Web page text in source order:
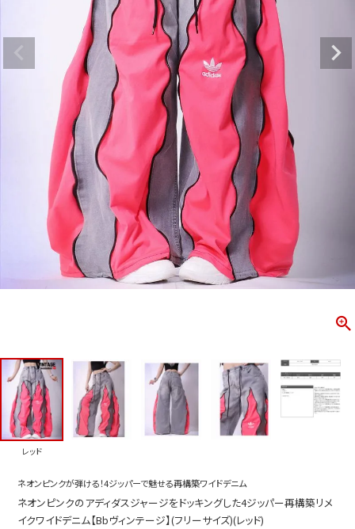
＝ボムシェル】はダンス衣装専門ブランド。
衣装ならお任せ！オリジナル衣装やダンス衣装のトータル
ィネートのご提案。 ボムシェルならではの最新で斬新な
えをお届け。 撮影で使用してる小物や靴などダンサー必
ーデはイメージしやすく、全てボムシェルでご購入可能。
とは差別化出来るしっかりした衣装のご提案はダンサー
ージ映えを全力で応援してます。
商品一覧
CONTENTS
ス
ス
アップ
ース
【B/
「これど
好き女子
レッスン
新作
トップス
レッド
ネオンピンクが弾ける！4ジッパーで魅せる再構築ワイドデニム
ネオンピンクのアディダスジャージをドッキングした4ジッパー再構築リメ
イクワイドデニム【Bbヴィンテージ】(フリーサイズ)(レッド)